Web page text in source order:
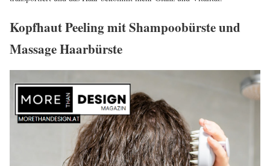
Kopfhaut Peeling mit Shampoobürste und
Massage Haarbürste